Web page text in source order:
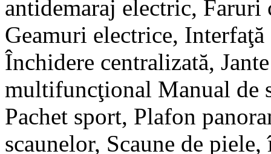
antidemaraj electric, Faruri
Geamuri electrice,
Închidere centralizată,
multifuncţional Manual de
Pachet sport, Plafon
scaunelor, Scaune de